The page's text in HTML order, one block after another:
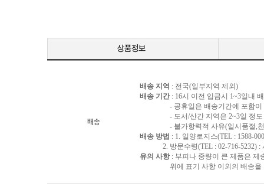
배송
배송 지역 : 전국(일부지역 제외)
배송 기간 : 16시 이전 입금시 1~3일내
- 공휴일은 배송기간에 포함이
- 도서/산간 지역은 2~3일 정도
- 불가항력적 사유(일시품절,천재
배송 방법 : 1. 일양로지스(TEL : 1588-
2. 방문수령(TEL : 02-716-5232) :
유의 사항: 부피나 중량이 큰 제품은 제
위에 표기 사항 이외의 배송을 원